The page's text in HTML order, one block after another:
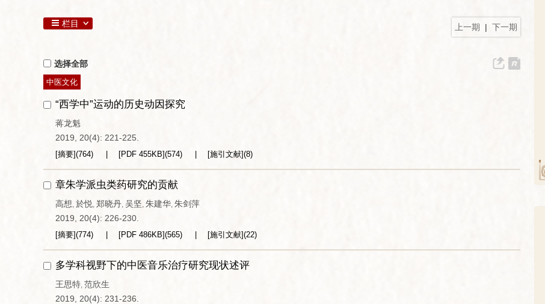
上一期 | 下一期
栏目
选择全部
中医文化
“西学中”运动的历史动因探究
蒋龙魁
2019, 20(4): 221-225.
[摘要](764) [PDF 455KB](574) [施引文献](8)
章朱学派虫类药研究的贡献
高想, 於悦, 郑晓丹, 吴坚, 朱建华, 朱剑萍
2019, 20(4): 226-230.
[摘要](774) [PDF 486KB](565) [施引文献](22)
多学科视野下的中医音乐治疗研究现状述评
王思特, 范欣生
2019, 20(4): 231-236.